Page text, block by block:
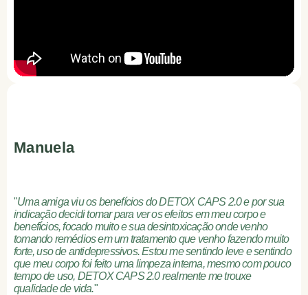
Manuela
"Uma amiga viu os benefícios do DETOX CAPS 2.0 e por sua
indicação decidi tomar para ver os efeitos em meu corpo e
benefícios, focado muito e sua desintoxicação onde venho
tomando remédios em um tratamento que venho fazendo muito
forte, uso de antidepressivos. Estou me sentindo leve e sentindo
que meu corpo foi feito uma limpeza interna, mesmo com pouco
tempo de uso, DETOX CAPS 2.0 realmente me trouxe
qualidade de vida."